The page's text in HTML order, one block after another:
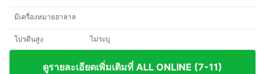
มีเครื่องหมายฮาลาล
โปรตีนสูง ไม่ระบุ
ดูรายละเอียดเพิ่มเติมที่ ALL ONLINE (7-11)